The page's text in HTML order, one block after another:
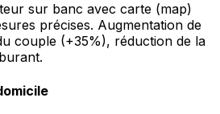
sur banc avec carte (map)
précises. Augmentation de
couple (+35%), réduction de la